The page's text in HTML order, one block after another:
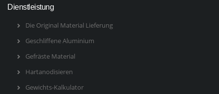
Dienstleistung
Die Original Material Lieferung
Geschliffene Aluminium
Gefräste Material
Hartanodisieren
Gewichts-Kalkulator